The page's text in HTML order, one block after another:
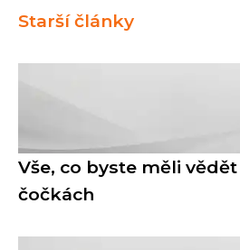
Starší články
Vše, co byste měli
čočkách